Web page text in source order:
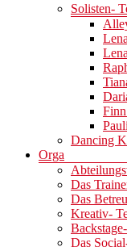
Solisten-
Dancing
Orga
Das
Das
Kreativ-
Das